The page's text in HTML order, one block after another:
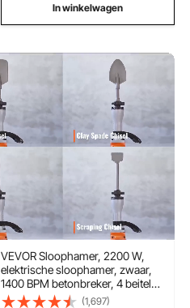
In winkelwagen
VEVOR Sloophamer, 2200 W,
elektrische sloophamer, zwaar,
1400 BPM betonbreker, 4 beitels,
handschoenen
(1,697)